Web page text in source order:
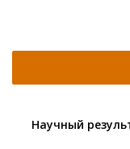
Научный